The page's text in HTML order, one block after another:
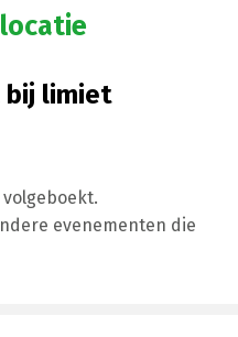
limiet
evenementen die